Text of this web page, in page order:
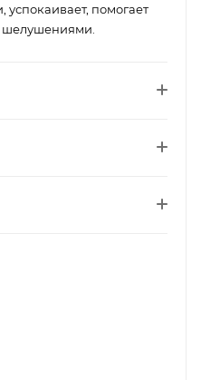
помогает
шелушениями.